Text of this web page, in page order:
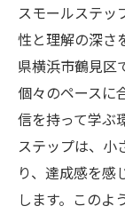
スモールステッ
性と理解の深さ
県横浜市鶴見区
個々のペースに
信を持って学ぶ
ステップは、小
り、達成感を感
します。このよ